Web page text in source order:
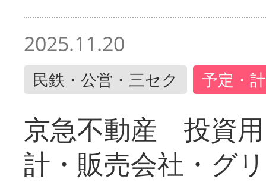
2025.11.20
民鉄・公営・三セク 予定・
京急不動産 投資
計・販売会社・グ